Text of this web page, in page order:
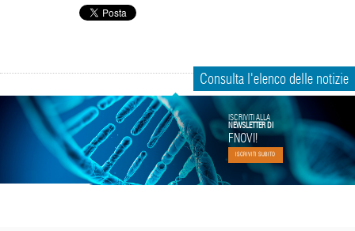
Consulta l'elenco delle notizie
FNOVI!
ISCRIVITI SUBITO
ISCRIVITI ALLA
NEWSLETTER DI